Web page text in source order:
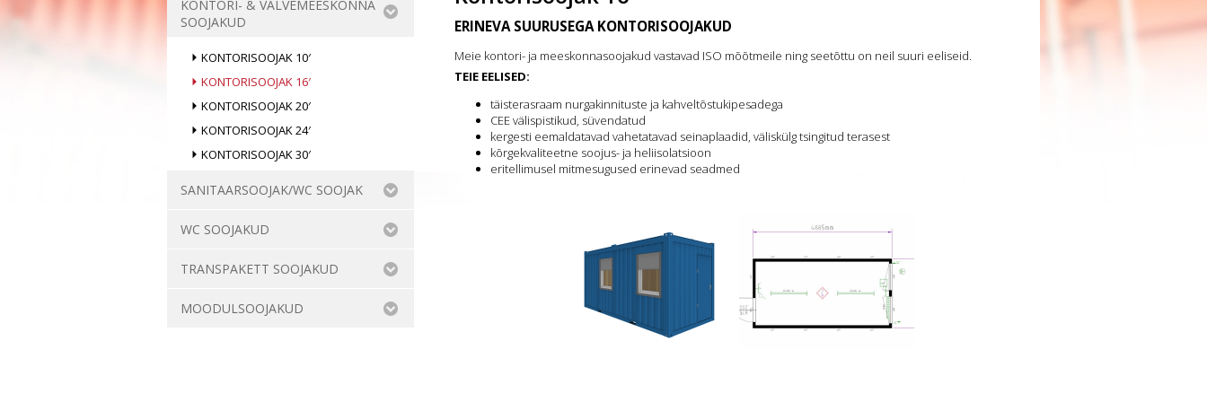
KONTORI- & VALVEMEESKONNA
SOOJAKUD
KONTORISOOJAK 10′
KONTORISOOJAK 16′
KONTORISOOJAK 20′
KONTORISOOJAK 24′
KONTORISOOJAK 30′
SANITAARSOOJAK/WC SOOJAK
WC SOOJAKUD
TRANSPAKETT SOOJAKUD
MOODULSOOJAKUD
ERINEVA SUURUSEGA KONTORISOOJAKUD
Meie kontori- ja meeskonnasoojakud vastavad ISO mõõtmeile ning seetõttu on neil suuri eeliseid.
TEIE EELISED:
täisterasraam nurgakinnituste ja kahveltõstukipesadega
CEE välispistikud, süvendatud
kergesti eemaldatavad vahetatavad seinaplaadid, väliskülg tsingitud terasest
kõrgekvaliteetne soojus- ja heliisolatsioon
eritellimusel mitmesugused erinevad seadmed